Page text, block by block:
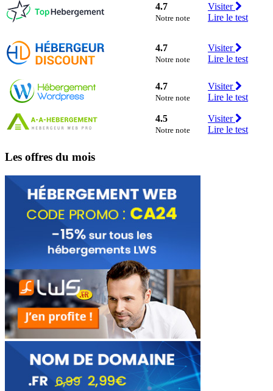
4.7
Notre note
Visiter
Lire le test
4.7
Notre note
Visiter
Lire le test
4.7
Notre note
Visiter
Lire le test
4.5
Notre note
Visiter
Lire le test
Les offres du mois